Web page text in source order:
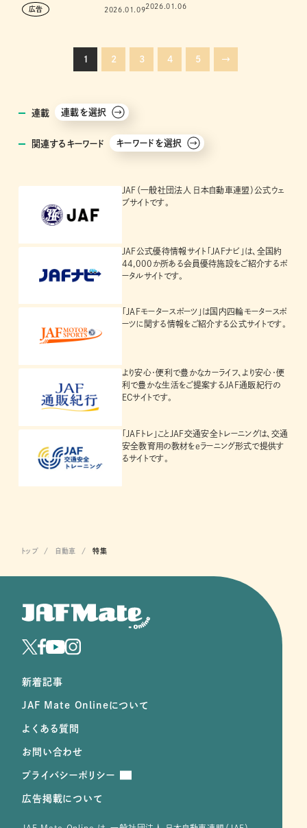
2026.01.09
2026.01.06
1 2 3 4 5 →
連載 連載を選択
関連するキーワード キーワードを選択
JAF（一般社団法人 日本自動車連盟）公式ウェ
ブサイトです。
JAF公式優待情報サイト「JAFナビ」は、全国約
44,000か所ある会員優待施設をご紹介するポ
ータルサイトです。
「JAFモータースポーツ」は国内四輪モータースポ
ーツに関する情報をご紹介する公式サイトです。
より安心・便利で豊かなカーライフ、より安心・便
利で豊かな生活をご提案するJAF通販紀行の
ECサイトです。
「JAFトレ」ことJAF交通安全トレーニングは、交通
安全教育用の教材をeラーニング形式で提供す
るサイトです。
トップ 自動車 特集
新着記事
JAF Mate Onlineについて
よくある質問
お問い合わせ
プライバシーポリシー
広告掲載について